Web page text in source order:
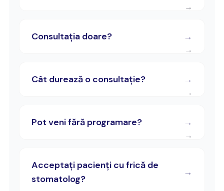
Consultația doare?
Cât durează o consultație?
Pot veni fără programare?
Acceptați pacienți cu frică de
stomatolog?